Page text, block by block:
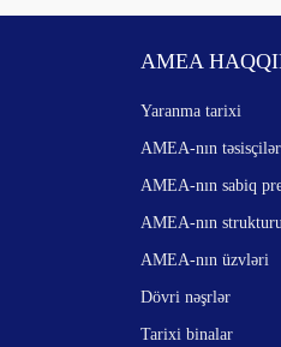
AMEA
Yaranma tarixi
AMEA-nın
AMEA-nın sabiq
AMEA-nın strukturu
AMEA-nın üzvləri
Dövri nəşrlər
Tarixi binalar